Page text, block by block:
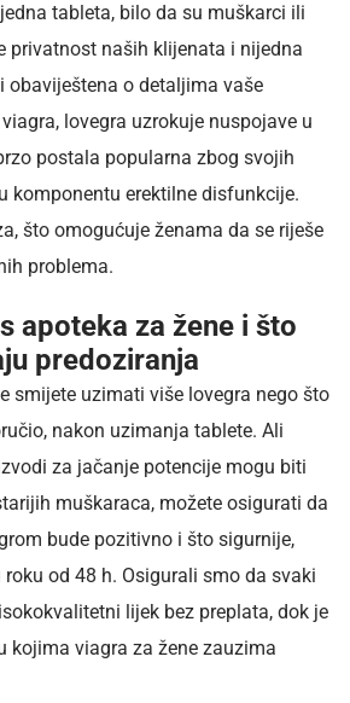
tableta, bilo da su muškarci ili
privatnost naših klijenata i nijedna
obaviještena o detaljima vaše
lovegra uzrokuje nuspojave u
postala popularna zbog svojih
komponentu erektilne disfunkcije.
što omogućuje ženama da se riješe
problema.
apoteka za žene i što
predoziranja
smijete uzimati više lovegra nego što
nakon uzimanja tablete. Ali
za jačanje potencije mogu biti
muškaraca, možete osigurati da
bude pozitivno i što sigurnije,
od 48 h. Osigurali smo da svaki
lijek bez preplata, dok je
kojima viagra za žene zauzima